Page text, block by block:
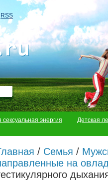
RSS
сексуальная энергия Детская
/ Семья /
на